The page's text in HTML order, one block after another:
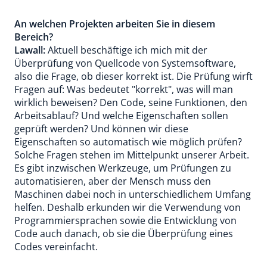
An welchen Projekten arbeiten Sie in diesem
Bereich?
Lawall:Aktuell beschäftige ich mich mit der
Überprüfung von Quellcode von Systemsoftware,
also die Frage, ob dieser korrekt ist. Die Prüfung wirft
Fragen auf: Was bedeutet "korrekt", was will man
wirklich beweisen? Den Code, seine Funktionen, den
Arbeitsablauf? Und welche Eigenschaften sollen
geprüft werden? Und können wir diese
Eigenschaften so automatisch wie möglich prüfen?
Solche Fragen stehen im Mittelpunkt unserer Arbeit.
Es gibt inzwischen Werkzeuge, um Prüfungen zu
automatisieren, aber der Mensch muss den
Maschinen dabei noch in unterschiedlichem Umfang
helfen. Deshalb erkunden wir die Verwendung von
Programmiersprachen sowie die Entwicklung von
Code auch danach, ob sie die Überprüfung eines
Codes vereinfacht.